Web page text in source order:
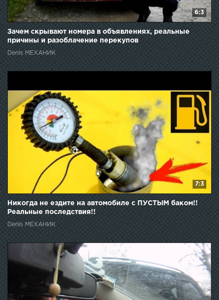
6:3
Зачем скрывают номера в объявлениях, реальные
причины и разоблачение перекупов
Denis МЕХАНИК
7:3
Никогда не ездите на автомобиле с ПУСТЫМ баком!!
Реальные последствия!!
Denis МЕХАНИК